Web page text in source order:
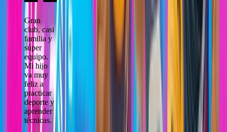
Gran
club, casi
familia y
súper
equipo.
Mi hijo
va muy
feliz a
practicar
deporte y
aprender
técnicas.